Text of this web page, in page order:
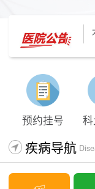
预约挂号
疾病导航